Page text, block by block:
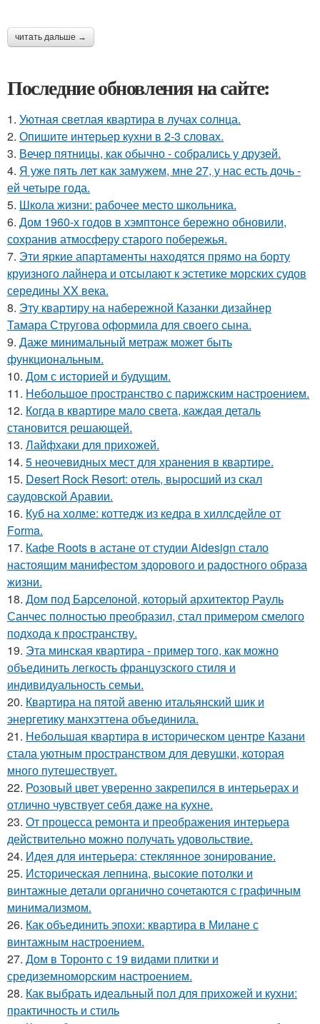
читать дальше →
Последние обновления на сайте:
1. Уютная светлая квартира в лучах солнца.
2. Опишите интерьер кухни в 2-3 словах.
3. Вечер пятницы, как обычно - собрались у друзей.
4. Я уже пять лет как замужем, мне 27, у нас есть дочь -
ей четыре года.
5. Школа жизни: рабочее место школьника.
6. Дом 1960-х годов в хэмптонсе бережно обновили,
сохранив атмосферу старого побережья.
7. Эти яркие апартаменты находятся прямо на борту
круизного лайнера и отсылают к эстетике морских судов
середины XX века.
8. Эту квартиру на набережной Казанки дизайнер
Тамара Стругова оформила для своего сына.
9. Даже минимальный метраж может быть
функциональным.
10. Дом с историей и будущим.
11. Небольшое пространство с парижским настроением.
12. Когда в квартире мало света, каждая деталь
становится решающей.
13. Лайфхаки для прихожей.
14. 5 неочевидных мест для хранения в квартире.
15. Desert Rock Resort: отель, выросший из скал
саудовской Аравии.
16. Куб на холме: коттедж из кедра в хиллсдейле от
Forma.
17. Кафе Roots в астане от студии Aidesign стало
настоящим манифестом здорового и радостного образа
жизни.
18. Дом под Барселоной, который архитектор Рауль
Санчес полностью преобразил, стал примером смелого
подхода к пространству.
19. Эта минская квартира - пример того, как можно
объединить легкость французского стиля и
индивидуальность семьи.
20. Квартира на пятой авеню итальянский шик и
энергетику манхэттена объединила.
21. Небольшая квартира в историческом центре Казани
стала уютным пространством для девушки, которая
много путешествует.
22. Розовый цвет уверенно закрепился в интерьерах и
отлично чувствует себя даже на кухне.
23. От процесса ремонта и преображения интерьера
действительно можно получать удовольствие.
24. Идея для интерьера: стеклянное зонирование.
25. Историческая лепнина, высокие потолки и
винтажные детали органично сочетаются с графичным
минимализмом.
26. Как объединить эпохи: квартира в Милане с
винтажным настроением.
27. Дом в Торонто с 19 видами плитки и
средиземноморским настроением.
28. Как выбрать идеальный пол для прихожей и кухни:
практичность и стиль